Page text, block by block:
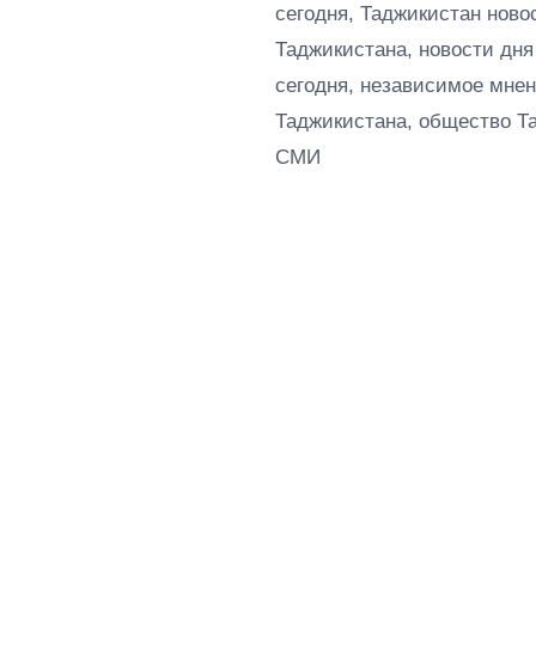
сегодня, Таджикистан
Таджикистана, новости
сегодня, независимое
Таджикистана, общество
СМИ